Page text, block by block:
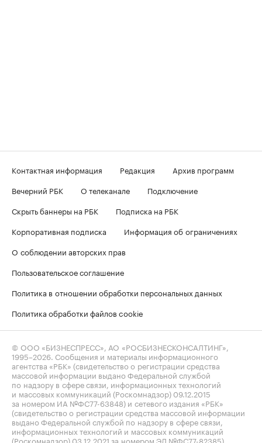
Контактная информация Редакция
Архив программ
Вечерний РБК
О телеканале
Подключение
Скрыть баннеры на РБК
Подписка на РБК
Корпоративная подписка
Информация об ограничениях
О соблюдении авторских прав
Пользовательское соглашение
Политика в отношении обработки персональных данных
Политика обработки файлов cookie
© ООО «БИЗНЕСПРЕСС», АО «РОСБИЗНЕСКОНСАЛТИНГ»,
1995–2026 . Сообщения и материалы информационного
агентства «РБК» (свидетельство о регистрации средства
массовой информации выдано Федеральной службой
по надзору в сфере связи, информационных технологий
и массовых коммуникаций (Роскомнадзор) 09.12.2015
за номером ИА №ФС77-63848) и сетевого издания «РБК»
(свидетельство о регистрации средства массовой информации
выдано Федеральной службой по надзору в сфере связи,
информационных технологий и массовых коммуникаций
(Роскомнадзор) 03.12.2021 за номером ЭЛ №ФС77-82385)